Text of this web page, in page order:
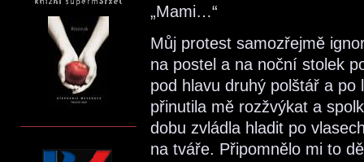
„Mami…“
Můj protest samozřejmě
na postel a na noční stolek
pod hlavu druhý polštář a
přinutila mě rozžvýkat a
dobu zvládla hladit po
na tváře. Připomnělo mi to